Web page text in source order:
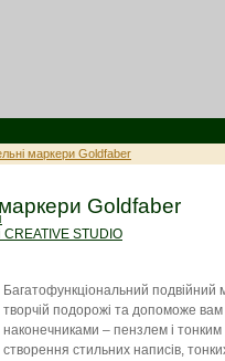
CREATIVE STUDIO
маркери Goldfaber
Goldfaber
Багатофункціональний
творчій подорожі та допоможе
наконечниками – пензлем і
створення стильних написів,